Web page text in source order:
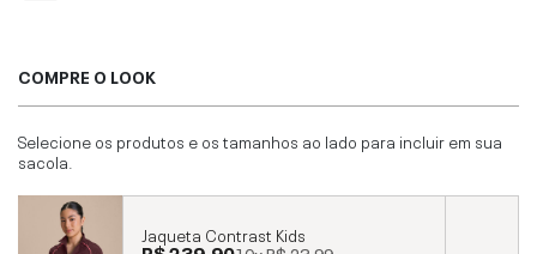
COMPRE O LOOK
Selecione os produtos e os tamanhos ao lado para incluir em sua
sacola.
Jaqueta Contrast Kids